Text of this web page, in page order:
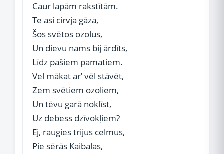
Caur lapām rakstītām.
Te asi cirvja gāza,
Šos svētos ozolus,
Un dievu nams bij ārdīts,
Līdz pašiem pamatiem.
Vel mākat ar’ vēl stāvēt,
Zem svētiem ozoliem,
Un tēvu garā noklīst,
Uz debess dzīvokļiem?
Ej, raugies trijus celmus,
Pie sērās Kaibalas,